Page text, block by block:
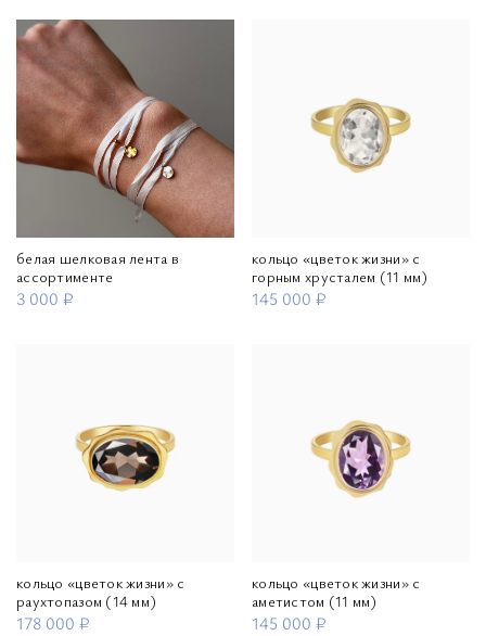
белая шелковая лента в
ассортименте
3 000 ₽
кольцо «цветок жизни» с
горным хрусталем (11 мм)
145 000 ₽
кольцо «цветок жизни» с
раухтопазом (14 мм)
178 000 ₽
кольцо «цветок жизни» с
аметистом (11 мм)
145 000 ₽